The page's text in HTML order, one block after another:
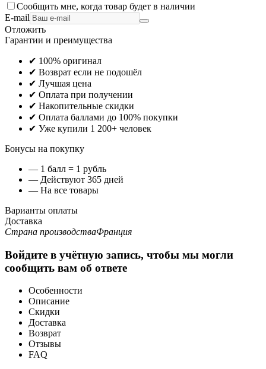
Сообщить мне, когда товар будет в наличии
E-mail
Отложить
Гарантии и преимущества
✔ 100% оригинал
✔ Возврат если не подошёл
✔ Лучшая цена
✔ Оплата при получении
✔ Накопительные скидки
✔ Оплата баллами до 100% покупки
✔ Уже купили 1 200+ человек
Бонусы на покупку
— 1 балл = 1 рубль
— Действуют 365 дней
— На все товары
Варианты оплаты
Доставка
Страна производстваФранция
Войдите в учётную запись, чтобы мы могли
сообщить вам об ответе
Особенности
Описание
Скидки
Доставка
Возврат
Отзывы
FAQ